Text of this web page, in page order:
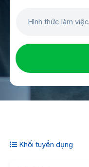
Hình thức làm việc
Khối tuyển dụng